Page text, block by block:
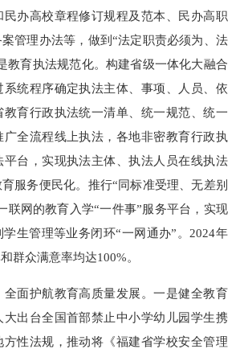
民办高校章程修订规程及范本、民办高职
管理办法等，做到“法定职责必须为、法
教育执法规范化。构建省级一体化大融合
统程序确定执法主体、事项、人员、依
育行政执法统一清单、统一规范、统一
全流程线上执法，各地非密教育行政执
台，实现执法主体、执法人员在线执法
服务便民化。推行“同标准受理、无差别
联网的教育入学“一件事”服务平台，实现
生管理等业务闭环“一网通办”。2024年
群众满意率均达100%。
护航教育高质量发展。一是健全教育
出台全国首部禁止中小学幼儿园学生携
性法规，推动将《福建省学校安全管理